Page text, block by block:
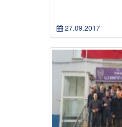
27.09.2017